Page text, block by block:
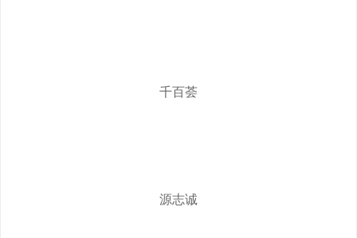
千百荟
源志诚